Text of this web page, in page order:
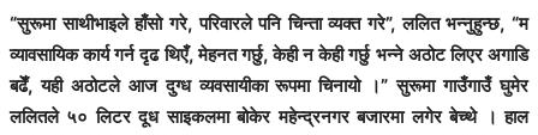
“सुरूमा साथीभाइले हाँसो गरे, परिवारले पनि चिन्ता व्यक्त गरे”, ललित भन्नुहुन्छ, “म
व्यावसायिक कार्य गर्न दृढ थिएँ, मेहनत गर्छु, केही न केही गर्छु भन्ने अठोट लिएर अगाडि
बढेँ, यही अठोटले आज दुग्ध व्यवसायीका रूपमा चिनायो ।” सुरूमा गाउँगाउँ घुमेर
ललितले ५० लिटर दूध साइकलमा बोकेर महेन्द्रनगर बजारमा लगेर बेच्थे । हाल